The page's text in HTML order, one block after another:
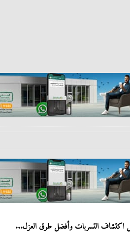
اكتشاف التسربات وأفضل طرق العزل...